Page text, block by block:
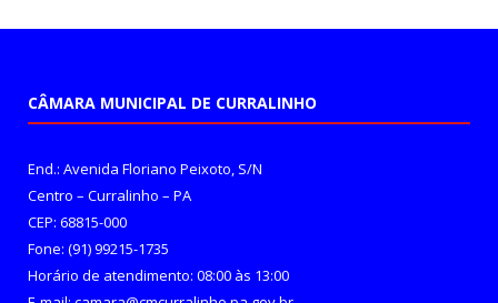
CÂMARA MUNICIPAL DE CURRALINHO
End.: Avenida Floriano Peixoto, S/N
Centro – Curralinho – PA
CEP: 68815-000
Fone: (91) 99215-1735
Horário de atendimento: 08:00 às 13:00